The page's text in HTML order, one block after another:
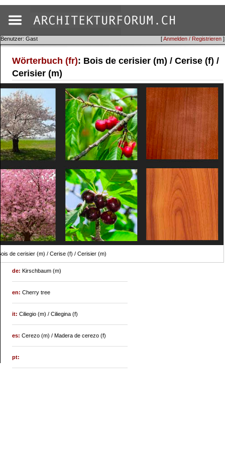
[Anmelden / Registrieren ]
Benutzer: Gast
Wörterbuch (fr): Bois de cerisier (m) / Cerise (f) /
Cerisier (m)
de cerisier (m) / Cerise (f) / Cerisier (m)
de:Kirschbaum (m)
en:Cherry tree
it:Ciliegio (m) / Ciliegina (f)
es:Cerezo (m) / Madera de cerezo (f)
pt: